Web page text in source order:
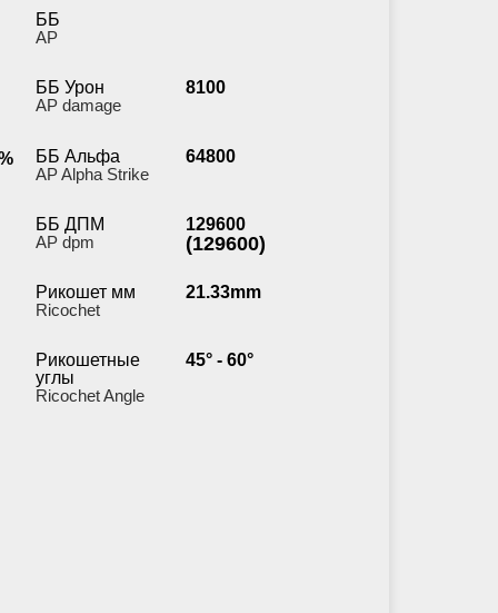
ББ
AP
ББ Урон
AP damage
8100
ББ Альфа
AP Alpha Strike
64800
ББ ДПМ
AP dpm
129600
(129600)
Рикошет мм
Ricochet
21.33mm
Рикошетные
углы
Ricochet Angle
45° - 60°